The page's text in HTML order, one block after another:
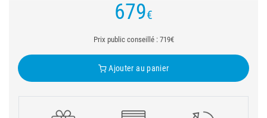
679€
Prix public conseillé : 719€
Ajouter au panier